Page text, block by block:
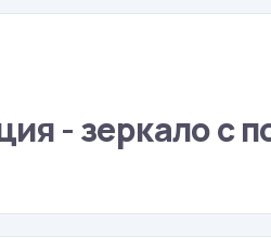
- зеркало с